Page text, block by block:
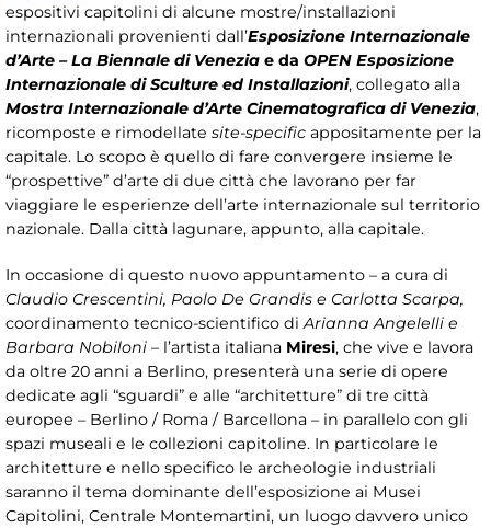
espositivi capitolini di alcune mostre/installazioni
internazionali provenienti dall’Esposizione Internazionale
d’Arte – La Biennale di Venezia e da OPEN Esposizione
Internazionale di Sculture ed Installazioni, collegato alla
Mostra Internazionale d’Arte Cinematografica di Venezia,
ricomposte e rimodellate site-specific appositamente per la
capitale. Lo scopo è quello di fare convergere insieme le
“prospettive” d’arte di due città che lavorano per far
viaggiare le esperienze dell’arte internazionale sul territorio
nazionale. Dalla città lagunare, appunto, alla capitale.
In occasione di questo nuovo appuntamento – a cura di
Claudio Crescentini, Paolo De Grandis e Carlotta Scarpa,
coordinamento tecnico-scientifico diArianna Angelelli e
Barbara Nobiloni – l’artista italiana Miresi, che vive e lavora
da oltre 20 anni a Berlino, presenterà una serie di opere
dedicate agli “sguardi” e alle “architetture” di tre città
europee – Berlino / Roma / Barcellona – in parallelo con gli
spazi museali e le collezioni capitoline. In particolare le
architetture e nello specifico le archeologie industriali
saranno il tema dominante dell’esposizione ai Musei
Capitolini, Centrale Montemartini, un luogo davvero unico